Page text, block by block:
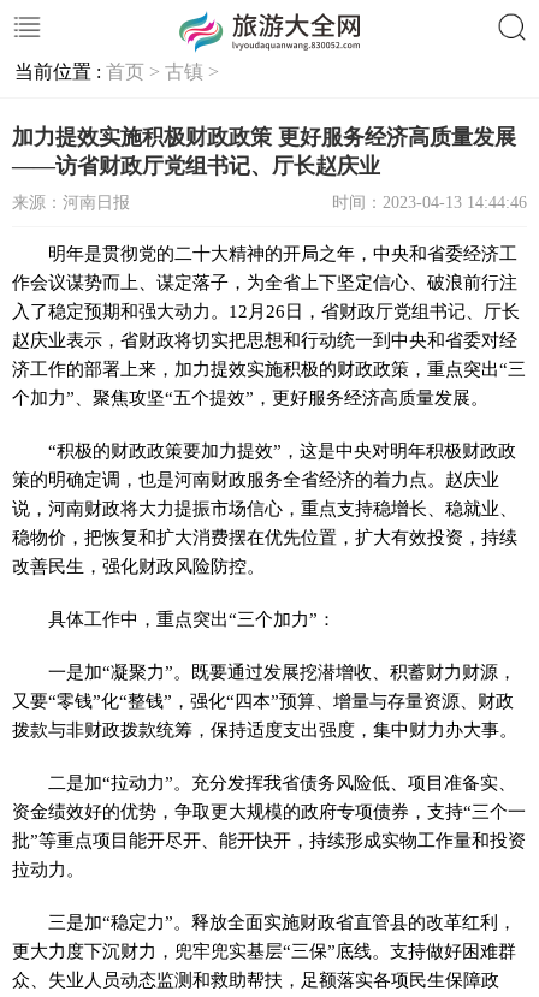
当前位置 : 首页 > 古镇 >
加力提效实施积极财政政策 更好服务经济高质量发展
——访省财政厅党组书记、厅长赵庆业
来源：河南日报 时间：2023-04-13 14:44:46
明年是贯彻党的二十大精神的开局之年，中央和省委经济工
作会议谋势而上、谋定落子，为全省上下坚定信心、破浪前行注
入了稳定预期和强大动力。12月26日，省财政厅党组书记、厅长
赵庆业表示，省财政将切实把思想和行动统一到中央和省委对经
济工作的部署上来，加力提效实施积极的财政政策，重点突出“三
个加力”、聚焦攻坚“五个提效”，更好服务经济高质量发展。
“积极的财政政策要加力提效”，这是中央对明年积极财政政
策的明确定调，也是河南财政服务全省经济的着力点。赵庆业
说，河南财政将大力提振市场信心，重点支持稳增长、稳就业、
稳物价，把恢复和扩大消费摆在优先位置，扩大有效投资，持续
改善民生，强化财政风险防控。
具体工作中，重点突出“三个加力”：
一是加“凝聚力”。既要通过发展挖潜增收、积蓄财力财源，
又要“零钱”化“整钱”，强化“四本”预算、增量与存量资源、财政
拨款与非财政拨款统筹，保持适度支出强度，集中财力办大事。
二是加“拉动力”。充分发挥我省债务风险低、项目准备实、
资金绩效好的优势，争取更大规模的政府专项债券，支持“三个一
批”等重点项目能开尽开、能开快开，持续形成实物工作量和投资
拉动力。
三是加“稳定力”。释放全面实施财政省直管县的改革红利，
更大力度下沉财力，兜牢兜实基层“三保”底线。支持做好困难群
众、失业人员动态监测和救助帮扶，足额落实各项民生保障政